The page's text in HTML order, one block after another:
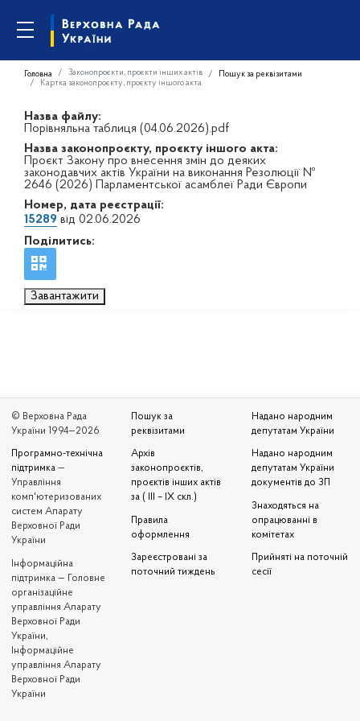
Головна Законопроєкти, проєкти інших актів
Пошук за реквізитами
Картка законопроєкту, проєкту іншого акта
Назва файлу:
Порівняльна таблиця (04.06.2026).pdf
Назва законопроєкту, проєкту іншого акта:
Проєкт Закону про внесення змін до деяких
законодавчих актів України на виконання Резолюції №
2646 (2026) Парламентської асамблеї Ради Європи
Номер, дата реєстрації:
15289 від 02.06.2026
Поділитись:
Завантажити
© Верховна Рада
України 1994—2026
Програмно-технічна
підтримка —
Управління
комп'ютеризованих
систем Апарату
Верховної Ради
України
Iнформаційна
підтримка — Головне
організаційне
управління Апарату
Верховної Ради
України,
Інформаційне
управління Апарату
Верховної Ради
України
Пошук за
реквізитами
Архів
законопроєктів,
проєктів інших актів
за ( III – IX скл.)
Правила
оформлення
Зареєстровані за
поточний тиждень
Надано народним
депутатам України
Надано народним
депутатам України
документів до ЗП
Знаходяться на
опрацюванні в
комітетах
Прийняті на поточній
сесії